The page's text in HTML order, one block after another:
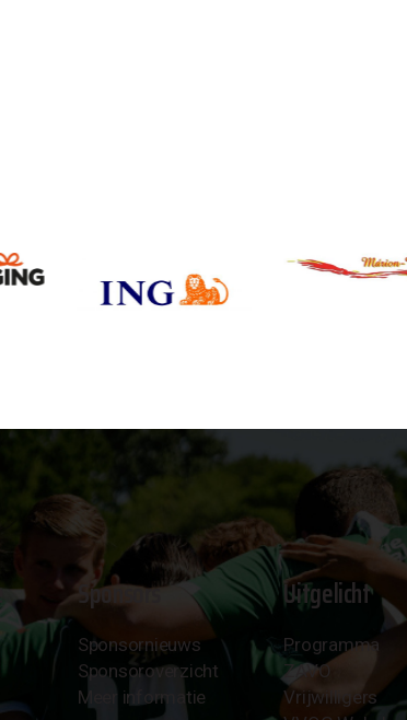
Sponsors
Sponsornieuws
Sponsoroverzicht
Meer informatie
Uitgelicht
Programma
ZAVO
Vrijwilligers